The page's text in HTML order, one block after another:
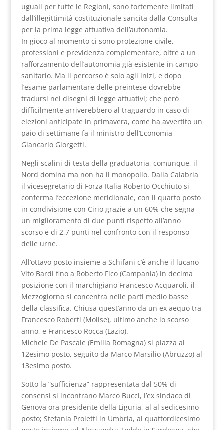
uguali per tutte le Regioni, sono fortemente limitati
dall’illegittimità costituzionale sancita dalla Consulta
per la prima legge attuativa dell’autonomia.
In gioco al momento ci sono protezione civile,
professioni e previdenza complementare, oltre a un
rafforzamento dell’autonomia già esistente in campo
sanitario. Ma il percorso è solo agli inizi, e dopo
l’esame parlamentare delle preintese dovrebbe
tradursi nei disegni di legge attuativi; che però
difficilmente arriverebbero al traguardo in caso di
elezioni anticipate in primavera, come ha avvertito un
paio di settimane fa il ministro dell’Economia
Giancarlo Giorgetti.
Negli scalini di testa della graduatoria, comunque, il
Nord domina ma non ha il monopolio. Dalla Calabria
il vicesegretario di Forza Italia Roberto Occhiuto si
conferma l’eccezione meridionale, con il quarto posto
in condivisione con Cirio grazie a un 60% che segna
un miglioramento di due punti rispetto all’anno
scorso e di 2,7 punti nel confronto con il responso
delle urne.
All’ottavo posto insieme a Schifani c’è anche il lucano
Vito Bardi fino a Roberto Fico (Campania) in decima
posizione con il marchigiano Francesco Acquaroli, il
Mezzogiorno si concentra nelle parti medio basse
della classifica. Chiusa quest’anno da un ex aequo tra
Francesco Roberti (Molise), ultimo anche lo scorso
anno, e Francesco Rocca (Lazio).
Michele De Pascale (Emilia Romagna) si piazza al
12esimo posto, seguito da Marco Marsilio (Abruzzo) al
13esimo posto.
Sotto la ”sufficienza” rappresentata dal 50% di
consensi si incontrano Marco Bucci, l’ex sindaco di
Genova ora presidente della Liguria, al al sedicesimo
posto; Stefania Proietti in Umbria, al quattordicesimo